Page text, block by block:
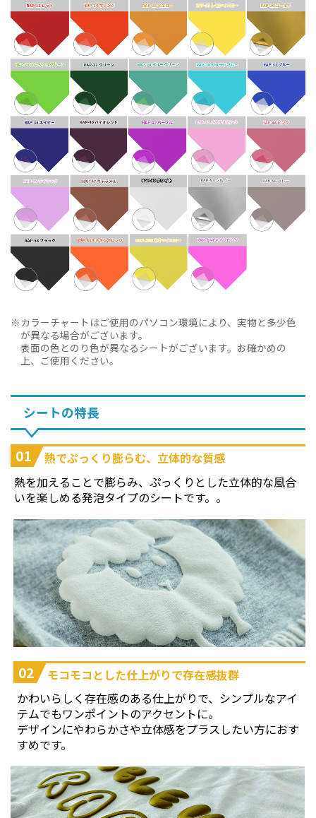
カラーチャートはご使用のパソコン環境により、実物と多少色
が異なる場合がございます。
表面の色とのり色が異なるシートがございます。お確かめの
上、ご使用ください。
シートの特長
01
熱でぷっくり膨らむ、立体的な質感
熱を加えることで膨らみ、ぷっくりとした立体的な風合
いを楽しめる発泡タイプのシートです。。
02
モコモコとした仕上がりで存在感抜群
かわいらしく存在感のある仕上がりで、シンプルなアイ
テムでもワンポイントのアクセントに。
デザインにやわらかさや立体感をプラスしたい方におす
すめです。